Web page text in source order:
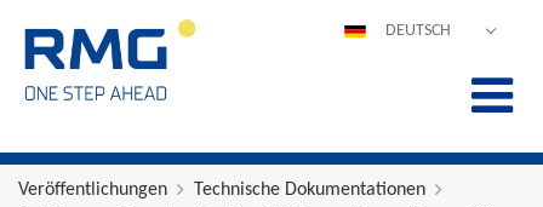
DEUTSCH
FRANÇAIS
Veröffentlichungen
Technische Dokumentationen